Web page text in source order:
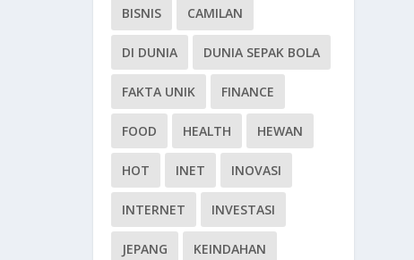
BISNIS CAMILAN
DI DUNIA DUNIA SEPAK BOLA
FAKTA UNIK FINANCE
FOOD HEALTH HEWAN
HOT INET INOVASI
INTERNET INVESTASI
JEPANG KEINDAHAN